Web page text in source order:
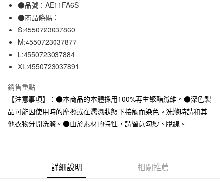
上海商業儲蓄銀行
臺灣中小企業銀行
匯豐（台灣）商業銀行
聯邦商業銀行
元大商業銀行
玉山商業銀行
台灣樂天信用卡公司
LINE Pay
Apple Pay
街口支付
悠遊付
全家取貨付款
每筆NT$65，滿NT$1,000(含以上)免運費
付款後全家取貨
每筆NT$65，滿NT$1,000(含以上)免運費
●品號：AE11FA6S
●商品條碼：
S:4550723037860
M:4550723037877
L:4550723037884
XL:4550723037891
銷售重點
【注意事項】：●本商品的本體採用100%再生聚酯纖維。●深色製
品可能因使用時的摩擦或在濡濕狀態下接觸而染色。洗滌時請和其
他衣物分開洗滌。●由於素材的特性，請留意勾紗、脫線。
詳細說明 相關推薦